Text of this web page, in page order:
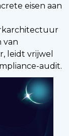
eisen aan
van
leidt vrijwel
audit.